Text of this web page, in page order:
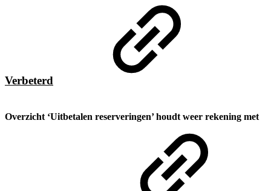
Verbeterd
Overzicht ‘Uitbetalen reserveringen’ houdt weer rekening met